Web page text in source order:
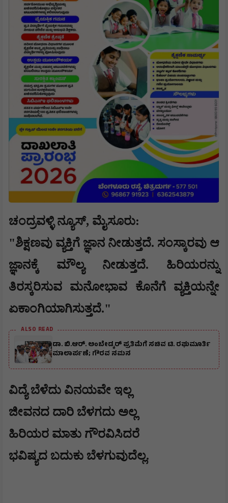
ಚಂದ್ರವಳ್ಳಿ ನ್ಯೂಸ್, ಮೈಸೂರು:
"ಶಿಕ್ಷಣವು ವ್ಯಕ್ತಿಗೆ ಜ್ಞಾನ ನೀಡುತ್ತದೆ. ಸಂಸ್ಕಾರವು ಆ
ಜ್ಞಾನಕ್ಕೆ ಮೌಲ್ಯ ನೀಡುತ್ತದೆ. ಹಿರಿಯರನ್ನು
ತಿರಸ್ಕರಿಸುವ ಮನೋಭಾವ ಕೊನೆಗೆ ವ್ಯಕ್ತಿಯನ್ನೇ
ಏಕಾಂಗಿಯಾಗಿಸುತ್ತದೆ."
ALSO READ
ಡಾ. ಬಿ.ಆರ್. ಅಂಬೇಡ್ಕರ್ ಪ್ರತಿಮೆಗೆ ಸಚಿವ ಟಿ. ರಘುಮೂರ್ತಿ
ಮಾಲಾರ್ಪಣೆ; ಗೌರವ ನಮನ
ವಿದ್ಯೆ ಬೆಳೆದು ವಿನಯವೇ ಇಲ್ಲ
ಜೀವನದ ದಾರಿ ಬೆಳಗದು ಅಲ್ಲ
ಹಿರಿಯರ ಮಾತು ಗೌರವಿಸಿದರೆ
ಭವಿಷ್ಯದ ಬದುಕು ಬೆಳಗುವುದೆಲ್ಲ.